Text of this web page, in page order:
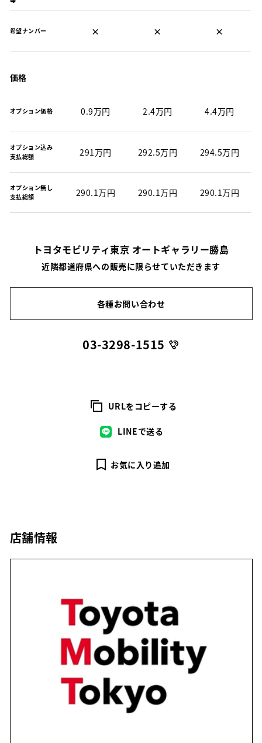
希望ナンバー × × ×
価格
オプション価格 0.9万円 2.4万円 4.4万円
オプション込み
支払総額
291万円 292.5万円 294.5万円
オプション無し
支払総額
290.1万円 290.1万円 290.1万円
トヨタモビリティ東京 オートギャラリー勝島
近隣都道府県への販売に限らせていただきます
各種お問い合わせ
03-3298-1515
URLをコピーする
LINEで送る
お気に入り追加
店舗情報